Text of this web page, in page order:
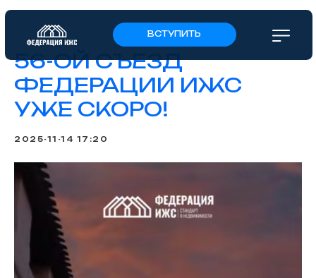
ВСТУПИТЬ
56-ОЙ СЪЕЗД
ФЕДЕРАЦИИ ИЖС
УЖЕ СКОРО!
2025-11-14 17:20